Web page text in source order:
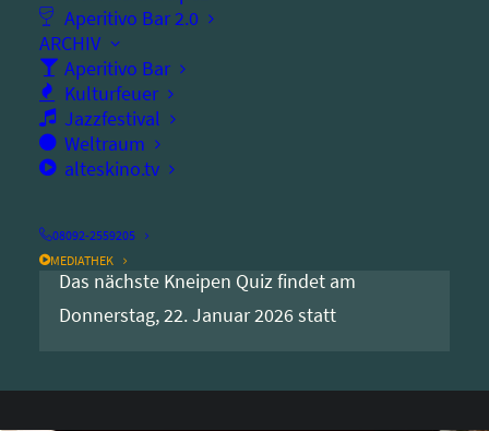
Aperitivo Bar 2.0
ARCHIV
Aperitivo Bar
Kulturfeuer
Jazzfestival
Weltraum
alteskino.tv
08092-2559205
MEDIATHEK
Donnerstag, 23.10.2025
Ort:
Der Eintritt ist frei. Falls ihr doch nicht
kommen könnt, gebt uns bitte unbedingt
wir die Plätze weiter.
Das nächste Kneipen Quiz findet am
Donnerstag, 22. Januar 2026 statt